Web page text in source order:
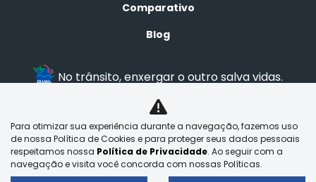
Comparativo
Blog
No trânsito, enxergar o outro salva vidas.
BRASAL VEICULOS LTDA
29.525.970/0001-92
Para otimizar sua experiência durante a navegação, fazemos uso
de nossa Política de Cookies e para proteger seus dados pessoais
respeitamos nossa Política de Privacidade. Ao seguir com a
navegação e visita você concorda com nossas Políticas.